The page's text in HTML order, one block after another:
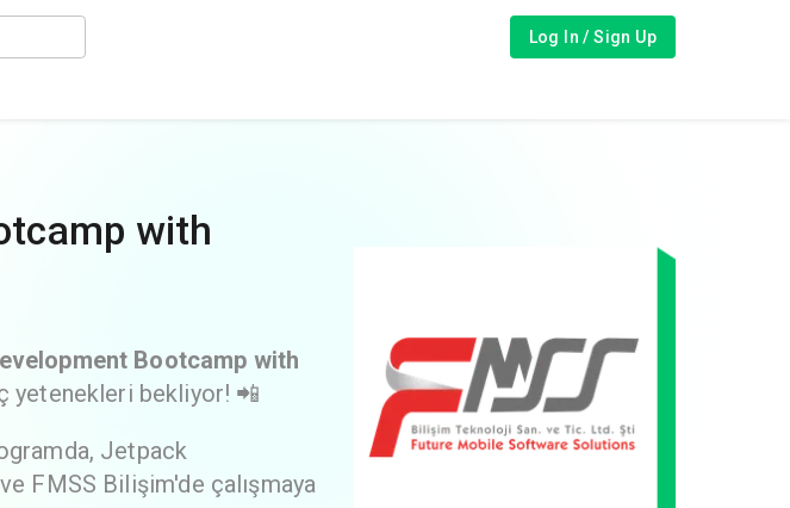
Log In / Sign Up
with
Bootcamp with
yetenekleri bekliyor! 📲
Jetpack
FMSS Bilişim'de çalışmaya